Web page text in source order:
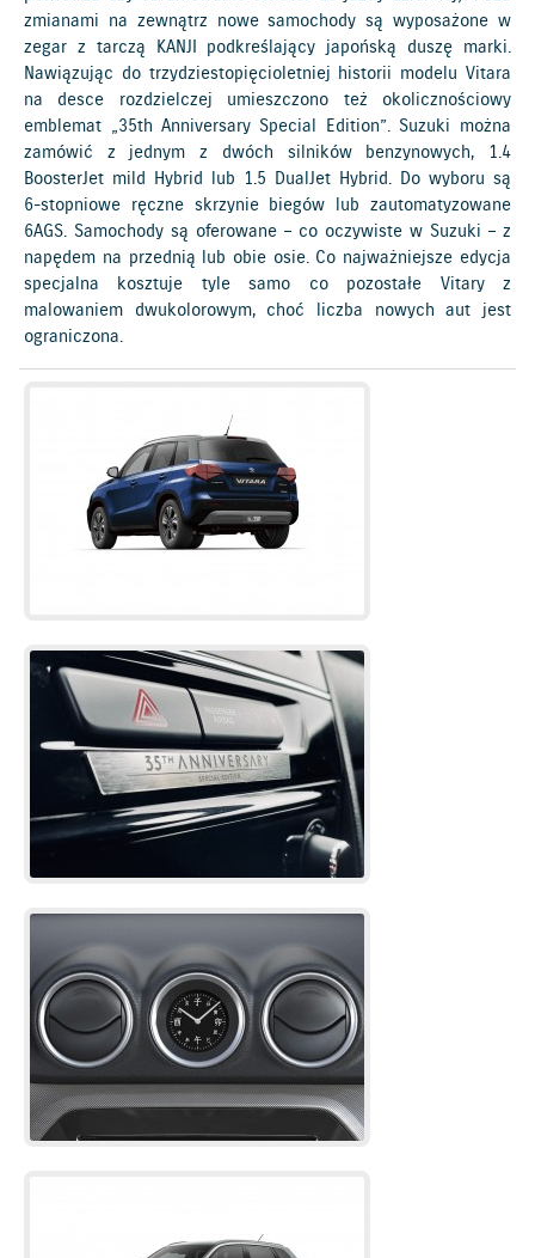
zmianami na zewnątrz nowe samochody są wyposażone w
zegar z tarczą KANJI podkreślający japońską duszę marki.
Nawiązując do trzydziestopięcioletniej historii modelu Vitara
na desce rozdzielczej umieszczono też okolicznościowy
emblemat „35th Anniversary Special Edition”. Suzuki można
zamówić z jednym z dwóch silników benzynowych, 1.4
BoosterJet mild Hybrid lub 1.5 DualJet Hybrid. Do wyboru są
6-stopniowe ręczne skrzynie biegów lub zautomatyzowane
6AGS. Samochody są oferowane – co oczywiste w Suzuki – z
napędem na przednią lub obie osie. Co najważniejsze edycja
specjalna kosztuje tyle samo co pozostałe Vitary z
malowaniem dwukolorowym, choć liczba nowych aut jest
ograniczona.